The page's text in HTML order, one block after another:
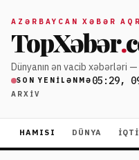
AZƏRBAYCAN XƏBƏR
TopXəbər.
Dünyanın ən vacib xəbərləri
SON YENILƏNMƏ 05:29,
ARXIV
HAMISI DÜNYA